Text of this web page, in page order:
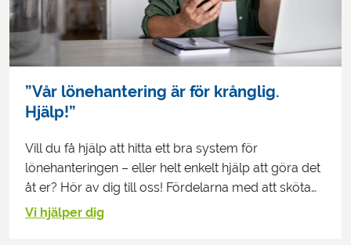
”Vår lönehantering är för krånglig.
Hjälp!”
Vill du få hjälp att hitta ett bra system för
lönehanteringen – eller helt enkelt hjälp att göra det
åt er? Hör av dig till oss! Fördelarna med att sköta…
Vi hjälper dig